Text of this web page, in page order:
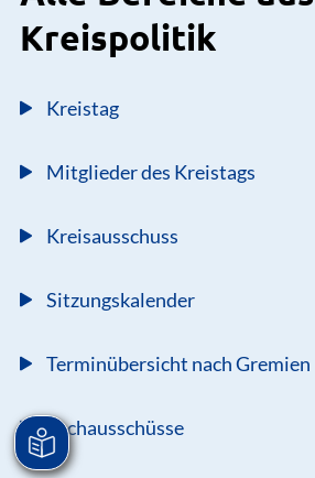
Kreispolitik
Kreistag
Mitglieder des Kreistags
Kreisausschuss
Sitzungskalender
Terminübersicht nach Gremien
Fachausschüsse